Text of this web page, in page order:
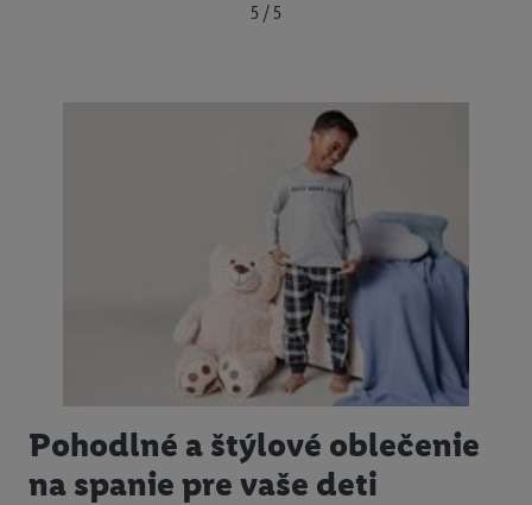
5 / 5
Pohodlné a štýlové oblečenie
na spanie pre vaše deti